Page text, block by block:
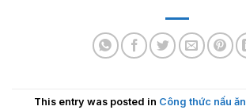
This entry was posted in Công thức nấu ăn